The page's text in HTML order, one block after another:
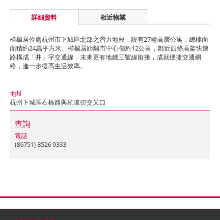
詳細資料 相近物業
樺楓居位處杭州市下城區北部之潛力地段，設有27幢高層公寓，總樓面
面積約24萬平方米。樺楓居距離市中心僅約12公里，鄰近四條高架快速
路構成「井」字交通線，未來更有地鐵三號線銜接，成就便捷交通網
絡，進一步提高生活效率。
地址
杭州下城區石橋路與杭玻街交叉口
查詢
電話
(86751) 8526 9333